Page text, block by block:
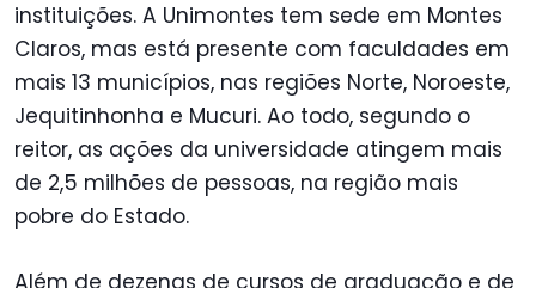
instituições. A Unimontes tem sede em Montes
Claros, mas está presente com faculdades em
mais 13 municípios, nas regiões Norte, Noroeste,
Jequitinhonha e Mucuri. Ao todo, segundo o
reitor, as ações da universidade atingem mais
de 2,5 milhões de pessoas, na região mais
pobre do Estado.
Além de dezenas de cursos de graduação e de